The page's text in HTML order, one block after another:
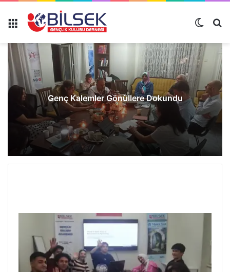
Genç Kalemler Gönüllere Dokundu